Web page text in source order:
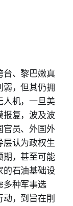
台、黎巴嫩真
弱，但其仍拥
人机，一旦美
报复，波及波
官员、外国外
层认为政权生
期，甚至可能
的石油基础设
多种军事选
，到旨在削